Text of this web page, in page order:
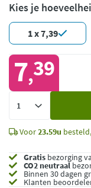
Kies je
1 x 7,39
7,39
Voor23.59u besteld,
Gratis bezorging
CO2 neutraal
Binnen 30 dagen
Klanten